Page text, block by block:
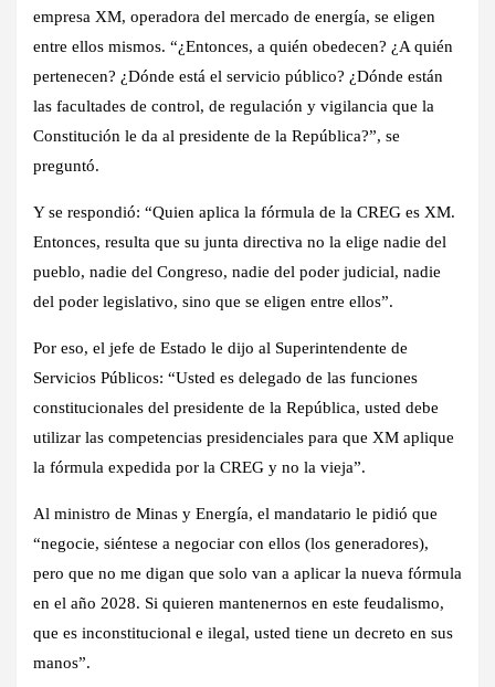
empresa XM, operadora del mercado de energía, se eligen
entre ellos mismos. “¿Entonces, a quién obedecen? ¿A quién
pertenecen? ¿Dónde está el servicio público? ¿Dónde están
las facultades de control, de regulación y vigilancia que la
Constitución le da al presidente de la República?”, se
preguntó.
Y se respondió: “Quien aplica la fórmula de la CREG es XM.
Entonces, resulta que su junta directiva no la elige nadie del
pueblo, nadie del Congreso, nadie del poder judicial, nadie
del poder legislativo, sino que se eligen entre ellos”.
Por eso, el jefe de Estado le dijo al Superintendente de
Servicios Públicos: “Usted es delegado de las funciones
constitucionales del presidente de la República, usted debe
utilizar las competencias presidenciales para que XM aplique
la fórmula expedida por la CREG y no la vieja”.
Al ministro de Minas y Energía, el mandatario le pidió que
“negocie, siéntese a negociar con ellos (los generadores),
pero que no me digan que solo van a aplicar la nueva fórmula
en el año 2028. Si quieren mantenernos en este feudalismo,
que es inconstitucional e ilegal, usted tiene un decreto en sus
manos”.